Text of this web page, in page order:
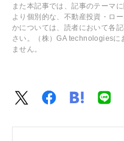
また本記事では、記事のテーマ
より個別的な、不動産投資・ロ
かについては、読者において各
さい。（株）GA technologiesに
ません。